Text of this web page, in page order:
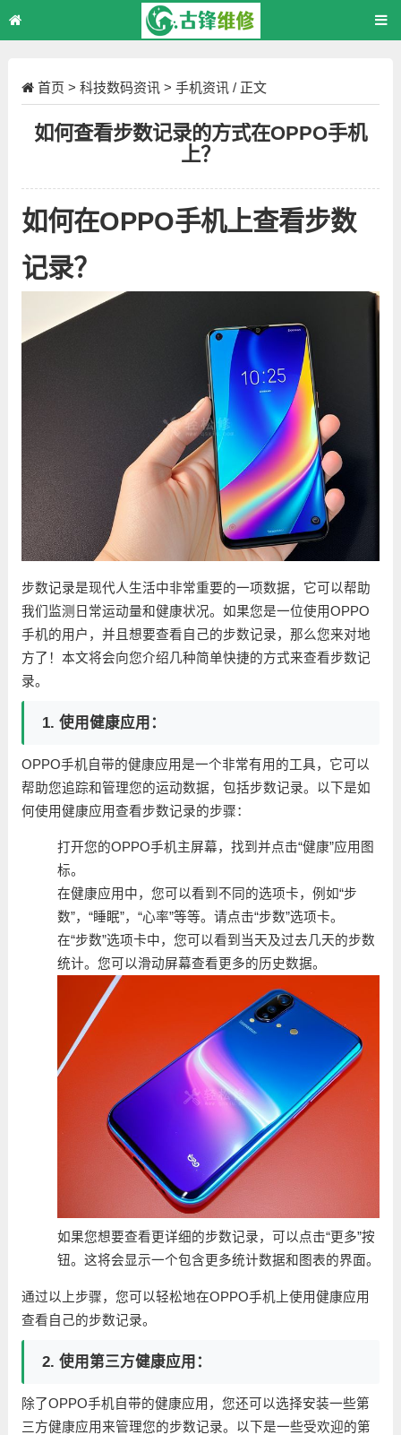
首页 > 科技数码资讯 > 手机资讯 / 正文
如何查看步数记录的方式在OPPO手机
上？
如何在OPPO手机上查看步数
记录？
步数记录是现代人生活中非常重要的一项数据，它可以帮助
我们监测日常运动量和健康状况。如果您是一位使用OPPO
手机的用户，并且想要查看自己的步数记录，那么您来对地
方了！本文将会向您介绍几种简单快捷的方式来查看步数记
录。
1. 使用健康应用：
OPPO手机自带的健康应用是一个非常有用的工具，它可以
帮助您追踪和管理您的运动数据，包括步数记录。以下是如
何使用健康应用查看步数记录的步骤：
打开您的OPPO手机主屏幕，找到并点击“健康”应用图
标。
在健康应用中，您可以看到不同的选项卡，例如“步
数”，“睡眠”，“心率”等等。请点击“步数”选项卡。
在“步数”选项卡中，您可以看到当天及过去几天的步数
统计。您可以滑动屏幕查看更多的历史数据。
如果您想要查看更详细的步数记录，可以点击“更多”按
钮。这将会显示一个包含更多统计数据和图表的界面。
通过以上步骤，您可以轻松地在OPPO手机上使用健康应用
查看自己的步数记录。
2. 使用第三方健康应用：
除了OPPO手机自带的健康应用，您还可以选择安装一些第
三方健康应用来管理您的步数记录。以下是一些受欢迎的第